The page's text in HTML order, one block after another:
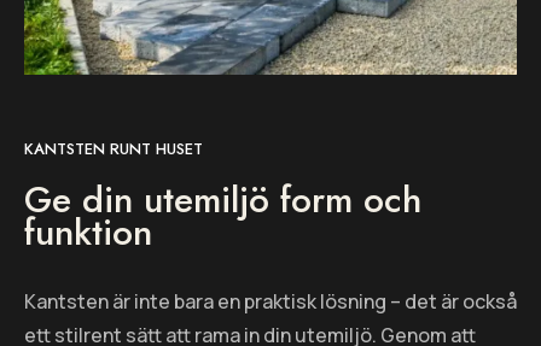
KANTSTEN RUNT HUSET
Ge din utemiljö form och
funktion
Kantsten är inte bara en praktisk lösning – det är också
ett stilrent sätt att rama in din utemiljö. Genom att